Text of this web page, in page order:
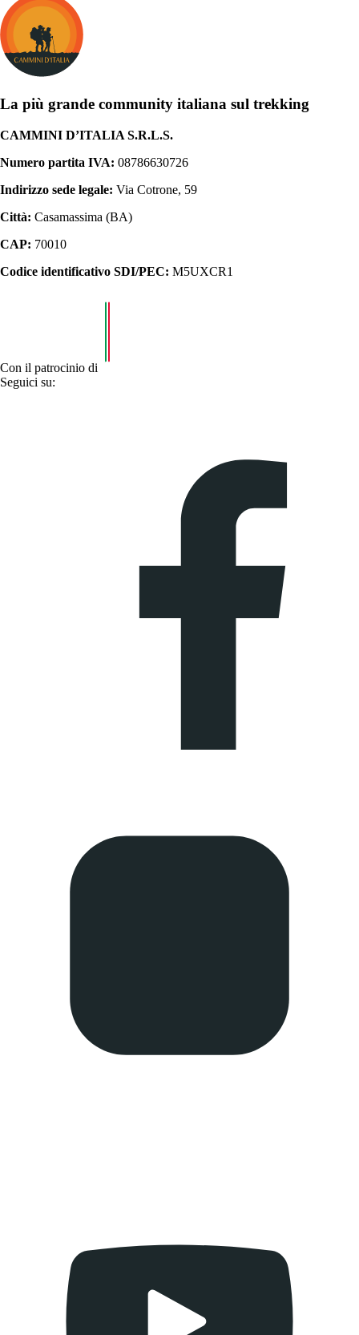
La più grande community italiana sul trekking
CAMMINI D’ITALIA S.R.L.S.
Numero partita IVA: 08786630726
Indirizzo sede legale: Via Cotrone, 59
Città: Casamassima (BA)
CAP: 70010
Codice identificativo SDI/PEC: M5UXCR1
Con il patrocinio di
Seguici su: